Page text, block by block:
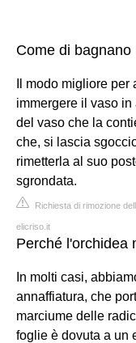
Come di bagnano
Il modo migliore
immergere il vaso
del vaso che la
che, si lascia
rimetterla al suo
sgrondata.
Richiesta di rimozione
elicriso.it
Perché l'orchidea
In molti casi,
annaffiatura, che
marciume delle
foglie è dovuta a un